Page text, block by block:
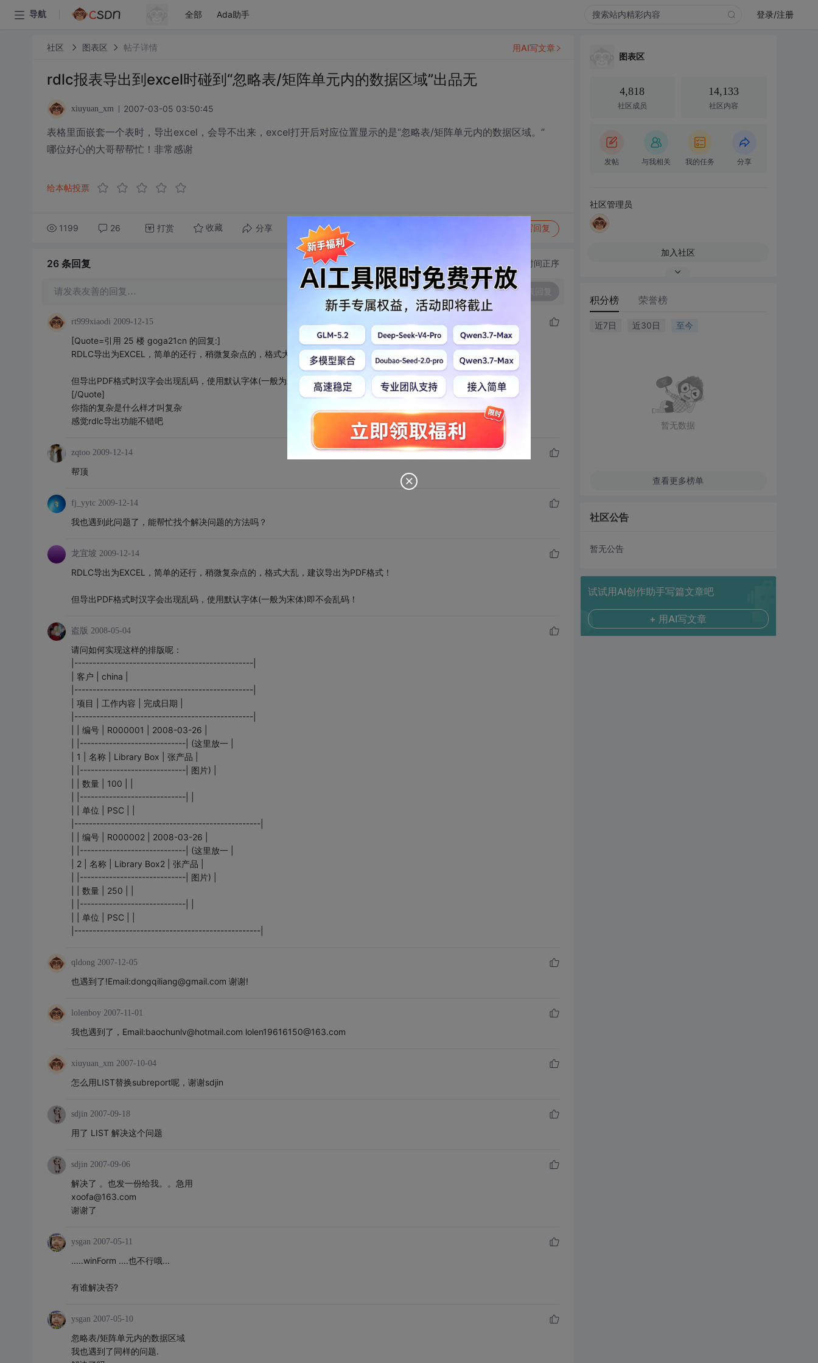
导航 全部 Ada助手 登录/注册
社区 图表区 帖子详情
rdlc报表导出到excel时碰到“忽略表/矩阵单元内的数据区域”出品无
xiuyuan_xm 2007-03-05 03:50:45
表格里面嵌套一个表时，导出excel，会导不出来，excel打开后对应位置显示的是“忽略表/矩阵单元内的数据区域。”
哪位好心的大哥帮帮忙！非常感谢
给本帖投票
1199 26 打赏 收藏 分享 转发到动态 写回复
用AI写文章
26 条回复 切换为时间正序
请发表友善的回复… 发表回复
rt999xiaodi 2009-12-15
[Quote=引用 25 楼 goga21cn 的回复:]
RDLC导出为EXCEL，简单的还行，稍微复杂点的，格式大乱，建议导出为PDF格式！
但导出PDF格式时汉字会出现乱码，使用默认字体(一般为宋体)即不会乱码！
[/Quote]
你指的复杂是什么样才叫复杂
感觉rdlc导出功能不错吧
zqtoo 2009-12-14
帮顶
fj_yytc 2009-12-14
我也遇到此问题了，能帮忙找个解决问题的方法吗？
龙宜坡 2009-12-14
RDLC导出为EXCEL，简单的还行，稍微复杂点的，格式大乱，建议导出为PDF格式！
但导出PDF格式时汉字会出现乱码，使用默认字体(一般为宋体)即不会乱码！
盗版 2008-05-04
请问如何实现这样的排版呢：
|-------------------------------------------------|
| 客户 | china |
|-------------------------------------------------|
| 项目 | 工作内容 | 完成日期 |
|-------------------------------------------------|
| | 编号 | R000001 | 2008-03-26 |
| |-----------------------------| (这里放一 |
| 1 | 名称 | Library Box | 张产品 |
| |-----------------------------| 图片) |
| | 数量 | 100 | |
| |-----------------------------| |
| | 单位 | PSC | |
|---------------------------------------------------|
| | 编号 | R000002 | 2008-03-26 |
| |-----------------------------| (这里放一 |
| 2 | 名称 | Library Box2 | 张产品 |
| |-----------------------------| 图片) |
| | 数量 | 250 | |
| |-----------------------------| |
| | 单位 | PSC | |
|---------------------------------------------------|
qldong 2007-12-05
也遇到了!Email:dongqiliang@gmail.com 谢谢!
lolenboy 2007-11-01
我也遇到了，Email:baochunlv@hotmail.com lolen19616150@163.com
xiuyuan_xm 2007-10-04
怎么用LIST替换subreport呢，谢谢sdjin
sdjin 2007-09-18
用了 LIST 解决这个问题
sdjin 2007-09-06
解决了 。也发一份给我。。急用
xoofa@163.com
谢谢了
ysgan 2007-05-11
.....winForm ....也不行哦...
有谁解决否?
ysgan 2007-05-10
忽略表/矩阵单元内的数据区域
我也遇到了同样的问题.
图表区
4,818
社区成员
14,133
社区内容
发帖 与我相关 我的任务 分享
社区管理员
加入社区
积分榜 荣誉榜
近7日 近30日 至今
暂无数据
查看更多榜单
社区公告
暂无公告
试试用AI创作助手写篇文章吧
+ 用AI写文章